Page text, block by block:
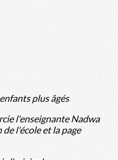
plus âgés
l'enseignante Nadwa
l'école et la page